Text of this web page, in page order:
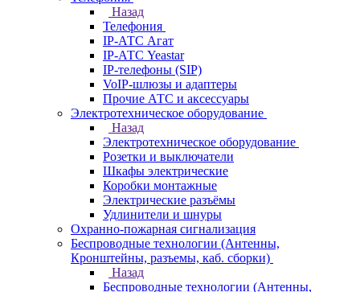
Назад
Телефония
IP-АТС Агат
IP-АТС Yeastar
IP-телефоны (SIP)
VoIP-шлюзы и адаптеры
Прочие АТС и аксессуары
Электротехническое оборудование
Назад
Электротехническое оборудование
Розетки и выключатели
Шкафы электрические
Коробки монтажные
Электрические разъёмы
Удлинители и шнуры
Охранно-пожарная сигнализация
Беспроводные технологии (Антенны,
Кронштейны, разъемы, каб. сборки)
Назад
Беспроводные технологии (Антенны,